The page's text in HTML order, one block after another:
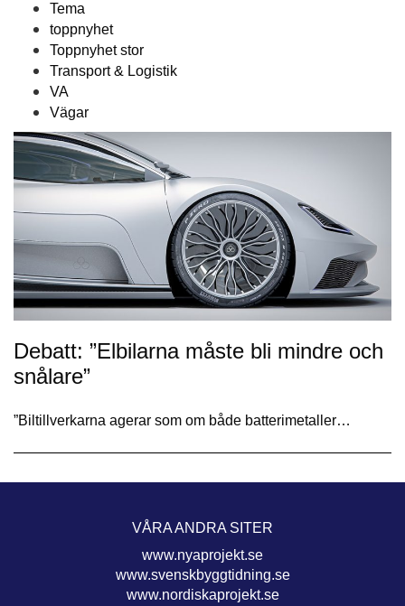
Tema
toppnyhet
Toppnyhet stor
Transport & Logistik
VA
Vägar
Debatt: ”Elbilarna måste bli mindre och
snålare”
”Biltillverkarna agerar som om både batteri­metaller…
VÅRA ANDRA SITER
www.nyaprojekt.se
www.svenskbyggtidning.se
www.nordiskaprojekt.se